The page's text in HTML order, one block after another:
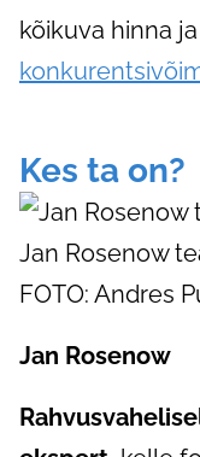
kõikuva hinna
Kes ta on?
Jan Rosenow
FOTO: Andres
Jan Rosenow